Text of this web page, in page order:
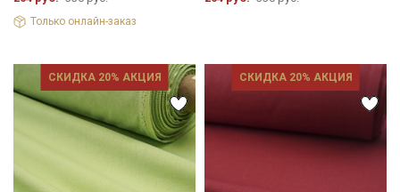
Только онлайн-заказ
СКИДКА 20% АКЦИЯ СКИДКА 20% АКЦИЯ